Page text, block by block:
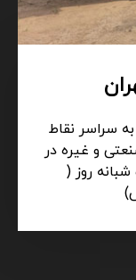
سراسر نقاط
و غیره در
طی 24 ساعت شبانه روز (